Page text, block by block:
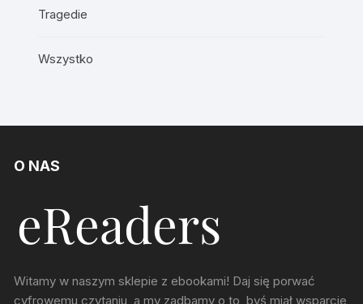
Tragedie
Wszystko
O NAS
Witamy w naszym sklepie z ebookami! Daj się porwać
cyfrowemu czytaniu, a my zadbamy o to, byś miał wsparcie